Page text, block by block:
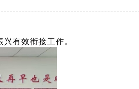
有效衔接工作。